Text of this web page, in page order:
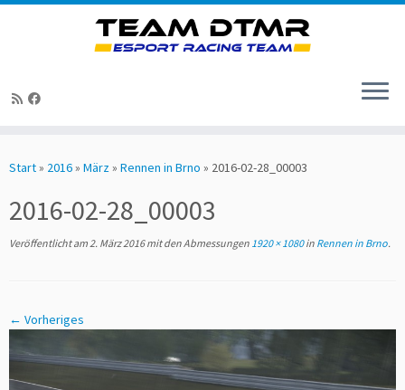
Inhalt
Start» 2016» März» Rennen in Brno » 2016-02-28_00003
2016-02-28_00003
Veröffentlicht am 2. März 2016mit den Abmessungen 1920 × 1080in Rennen in Brno.
← Vorheriges